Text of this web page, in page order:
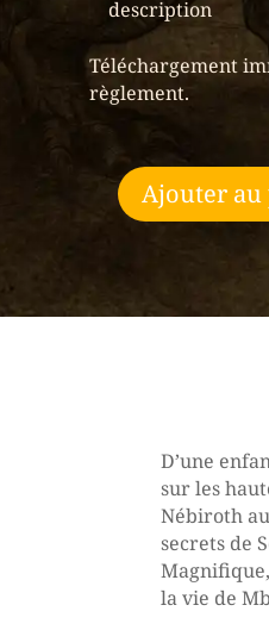
description
Téléchargement
règlement.
quantitéAjouter au
D’une
sur les
Nébiroth
secrets de
la vie de